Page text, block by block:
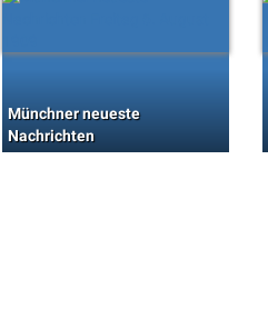
Münchner neueste
Nachrichten